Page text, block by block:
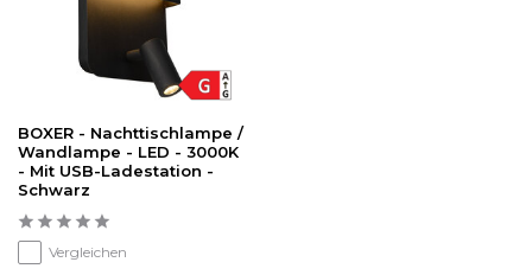
BOXER - Nachttischlampe /
Wandlampe - LED - 3000K
- Mit USB-Ladestation -
Schwarz
Vergleichen